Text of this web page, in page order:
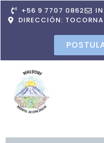
+56 9 7707 0862
DIRECCIÓN: